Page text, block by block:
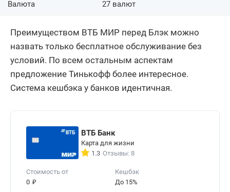
Валюта 27 валют
Преимуществом ВТБ МИР перед Блэк можно
назвать только бесплатное обслуживание без
условий. По всем остальным аспектам
предложение Тинькофф более интересное.
Система кешбэка у банков идентичная.
ВТБ Банк
Карта для жизни
1.3 Отзывы: 8
Стоимость от
0 ₽
Кешбэк
До 15%